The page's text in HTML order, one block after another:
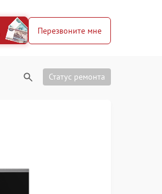
Перезвоните мне
Статус ремонта